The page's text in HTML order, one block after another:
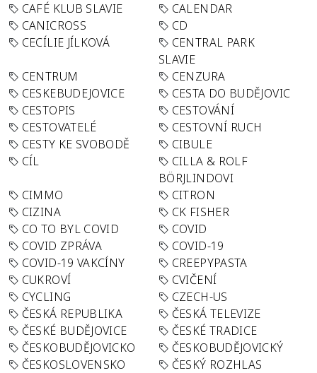
CAFÉ KLUB SLAVIE
CALENDAR
CANICROSS
CD
CECÍLIE JÍLKOVÁ
CENTRAL PARK
SLAVIE
CENTRUM
CENZURA
CESKEBUDEJOVICE
CESTA DO BUDĚJOVIC
CESTOPIS
CESTOVÁNÍ
CESTOVATELÉ
CESTOVNÍ RUCH
CESTY KE SVOBODĚ
CIBULE
CÍL
CILLA & ROLF
BÖRJLINDOVI
CIMMO
CITRON
CIZINA
CK FISHER
CO TO BYL COVID
COVID
COVID ZPRÁVA
COVID-19
COVID-19 VAKCÍNY
CREEPYPASTA
CUKROVÍ
CVIČENÍ
CYCLING
CZECH-US
ČESKÁ REPUBLIKA
ČESKÁ TELEVIZE
ČESKÉ BUDĚJOVICE
ČESKÉ TRADICE
ČESKOBUDĚJOVICKO
ČESKOBUDĚJOVICKÝ
ČESKOSLOVENSKO
ČESKÝ ROZHLAS